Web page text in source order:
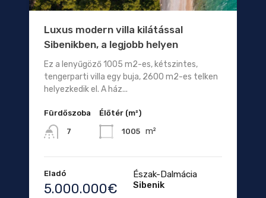
Luxus modern villa kilátással
Sibenikben, a legjobb helyen
Ez a lenyűgöző 1005 m2-es, kétszintes,
tengerparti villa egy buja, 2600 m2-es telken
helyezkedik el. A ház...
Fürdőszoba
7
Élőtér (m²)
1005 m²
Eladó
5.000.000€
Észak-Dalmácia
Sibenik